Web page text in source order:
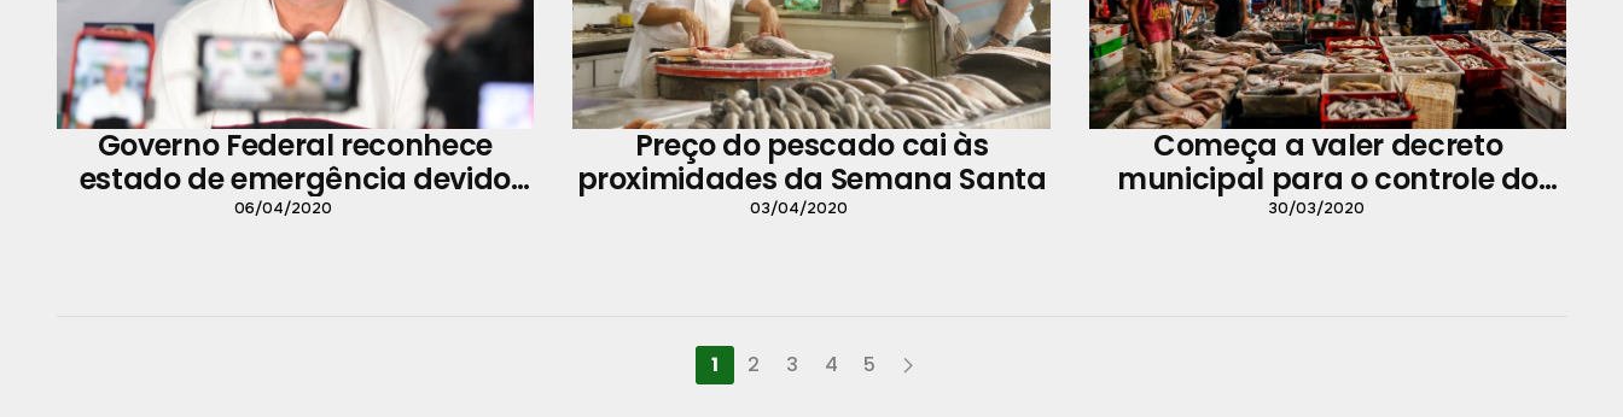
Governo Federal reconhece
estado de emergência devido
fortes chuvas em Belém
06/04/2020
Preço do pescado cai às
proximidades da Semana Santa
03/04/2020
Começa a valer decreto
municipal para o controle do
pescado
30/03/2020
1 2 3 4 5